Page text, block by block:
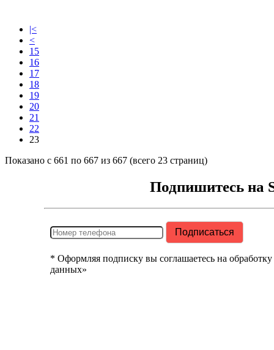
|<
<
15
16
17
18
19
20
21
22
23
Показано с 661 по 667 из 667 (всего 23 страниц)
Подпишитесь на
* Оформляя подписку вы соглашаетесь на
данных»